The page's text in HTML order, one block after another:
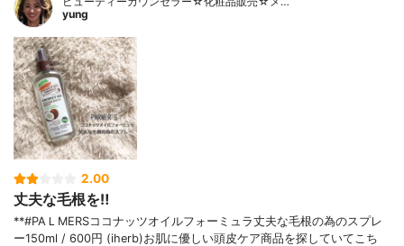
yung
2.00
丈夫な毛根を‼️
**#PAＬMERSココナッツオイルフォーミュラ丈夫な毛根の為のスプレ
ー⁡150ml / 600円 (iherb)⁡お肌に優しい頭皮ケア商品を探していてこち